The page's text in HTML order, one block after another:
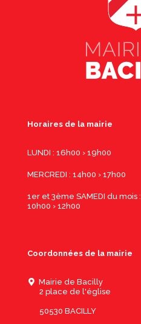
Horaires de la mairie
LUNDI : 16h00 › 19h00
MERCREDI : 14h00 › 17h00
1er et 3ème SAMEDI du mois :
10h00 › 12h00
Coordonnées de la mairie
Mairie de Bacilly
2 place de l'église
50530 BACILLY